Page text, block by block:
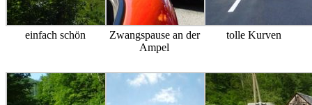
einfach schön
Zwangspause an der
Ampel
tolle Kurven